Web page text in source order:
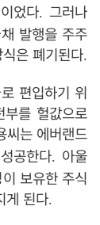
었다. 그러나
발행을 주주
은 폐기된다.
편입하기 위
를 헐값으로
씨는 에버랜드
공한다. 아울
보유한 주식
게 된다.